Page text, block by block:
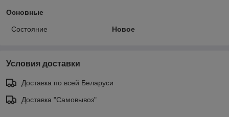
Основные
Состояние Новое
Условия доставки
Доставка по всей Беларуси
Доставка "Самовывоз"